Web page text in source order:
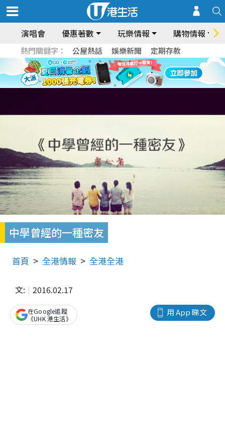
演唱會 優惠著數 玩樂情報 購物情報
熱門關鍵字： 公屋熱話 娛樂新聞 定期存款
中學曾經的一種密友
首頁 全港情報 全港全港
文: 2016.02.17
用 App 睇文
在Google追蹤
《UHK 港生活》